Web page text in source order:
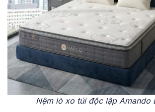
Nệm lò xo túi độc lập Amando